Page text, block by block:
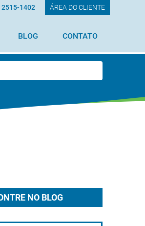
ÁREA DO CLIENTE
2515-1402
BLOG CONTATO
NO BLOG